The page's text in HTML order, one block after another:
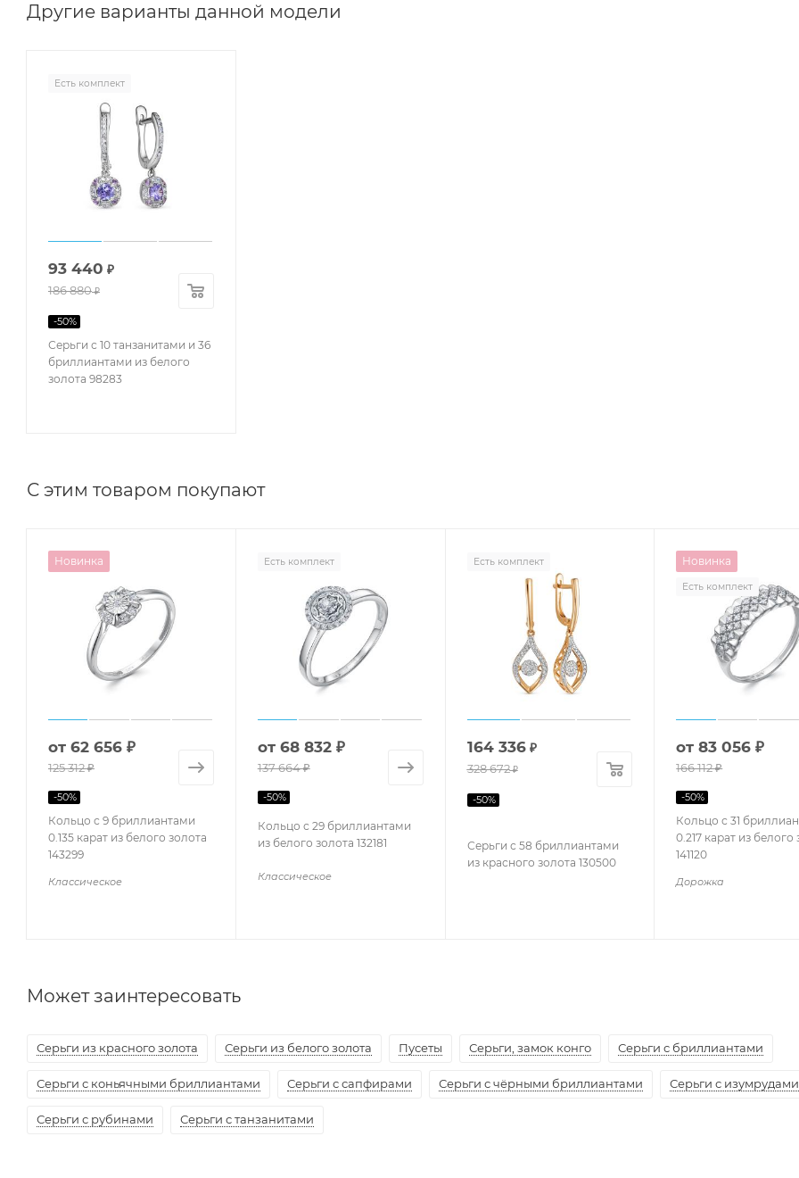
Другие варианты данной модели
Есть комплект
Серьги с 10 танзанитами и 36
бриллиантами из белого
золота 98283
93 440 ₽
186 880₽
-50%
С этим товаром покупают
Новинка
Кольцо с 9 бриллиантами
0.135 карат из белого золота
143299
Классическое
от 62 656 ₽
125 312 ₽
-50%
Есть комплект
Кольцо с 29 бриллиантами
из белого золота 132181
Классическое
от 68 832 ₽
137 664 ₽
-50%
Есть комплект
Серьги с 58 бриллиантами
из красного золота 130500
164 336₽
328 672₽
-50%
Новинка
Есть комплект
Кольцо с 31
0.217 карат из белого
141120
Дорожка
от83 056 ₽
166 112 ₽
-50%
Может заинтересовать
Серьги из красного золота Серьги из белого золота Пусеты Серьги, замок конго Серьги с бриллиантами
Серьги с коньячными бриллиантами Серьги с сапфирами Серьги с чёрными бриллиантами Серьги с изумрудами
Серьги с рубинами Серьги с танзанитами